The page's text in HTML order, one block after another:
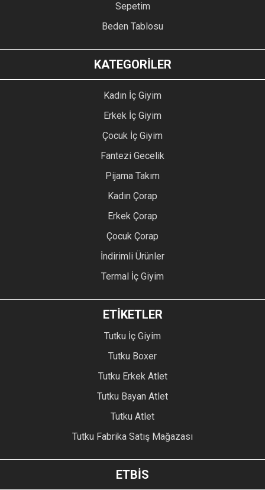
Sepetim
Beden Tablosu
KATEGORİLER
Kadın İç Giyim
Erkek İç Giyim
Çocuk İç Giyim
Fantezi Gecelik
Pijama Takım
Kadın Çorap
Erkek Çorap
Çocuk Çorap
İndirimli Ürünler
Termal İç Giyim
ETİKETLER
Tutku İç Giyim
Tutku Boxer
Tutku Erkek Atlet
Tutku Bayan Atlet
Tutku Atlet
Tutku Fabrika Satış Mağazası
ETBİS